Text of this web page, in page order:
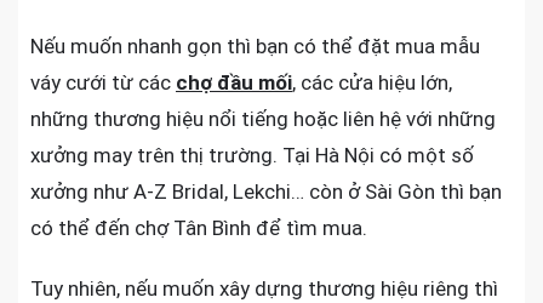
Nếu muốn nhanh gọn thì bạn có thể đặt mua mẫu
váy cưới từ các chợ đầu mối, các cửa hiệu lớn,
những thương hiệu nổi tiếng hoặc liên hệ với những
xưởng may trên thị trường. Tại Hà Nội có một số
xưởng như A-Z Bridal, Lekchi… còn ở Sài Gòn thì bạn
có thể đến chợ Tân Bình để tìm mua.
Tuy nhiên, nếu muốn xây dựng thương hiệu riêng thì